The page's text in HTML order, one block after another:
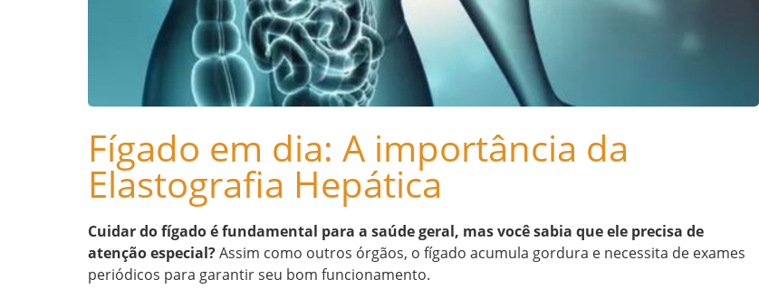
Fígado em dia: A importância da
Elastografia Hepática
Cuidar do fígado é fundamental para a saúde geral, mas você sabia que ele precisa de
atenção especial?Assim como outros órgãos, o fígado acumula gordura e necessita de exames
periódicos para garantir seu bom funcionamento.